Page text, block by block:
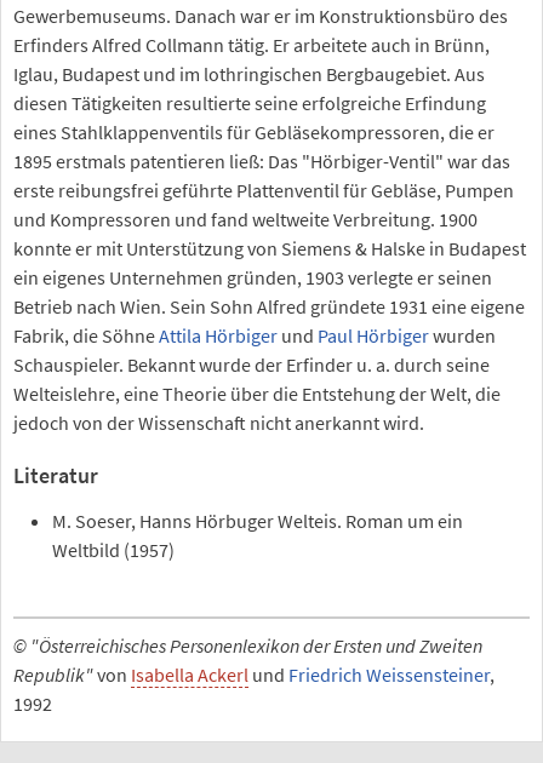
Gewerbemuseums. Danach war er im Konstruktionsbüro des
Erfinders Alfred Collmann tätig. Er arbeitete auch in Brünn,
Iglau, Budapest und im lothringischen Bergbaugebiet. Aus
diesen Tätigkeiten resultierte seine erfolgreiche Erfindung
eines Stahlklappenventils für Gebläsekompressoren, die er
1895 erstmals patentieren ließ: Das "Hörbiger-Ventil" war das
erste reibungsfrei geführte Plattenventil für Gebläse, Pumpen
und Kompressoren und fand weltweite Verbreitung. 1900
konnte er mit Unterstützung von Siemens & Halske in Budapest
ein eigenes Unternehmen gründen, 1903 verlegte er seinen
Betrieb nach Wien. Sein Sohn Alfred gründete 1931 eine eigene
Fabrik, die SöhneAttila Hörbiger und Paul Hörbigerwurden
Schauspieler. Bekannt wurde der Erfinder u. a. durch seine
Welteislehre, eine Theorie über die Entstehung der Welt, die
jedoch von der Wissenschaft nicht anerkannt wird.
Literatur
M. Soeser, Hanns Hörbuger Welteis. Roman um ein
Weltbild (1957)
© "Österreichisches Personenlexikon der Ersten und Zweiten
Republik"von Isabella Ackerl und Friedrich Weissensteiner,
1992